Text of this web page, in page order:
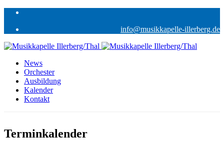
info@musikkapelle-illerberg.de
News
Orchester
Ausbildung
Kalender
Kontakt
Terminkalender